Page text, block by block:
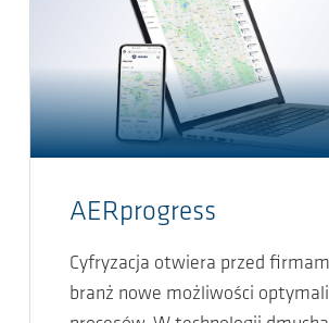
AERprogress
Cyfryzacja otwiera przed
branż nowe możliwości